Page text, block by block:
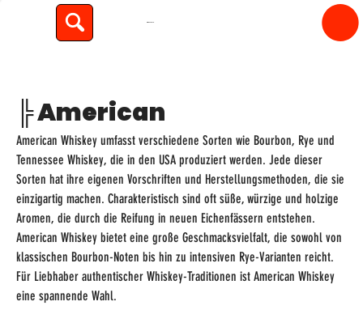
spiritfly
╠ American
American Whiskey umfasst verschiedene Sorten wie Bourbon, Rye und
Tennessee Whiskey, die in den USA produziert werden. Jede dieser
Sorten hat ihre eigenen Vorschriften und Herstellungsmethoden, die sie
einzigartig machen. Charakteristisch sind oft süße, würzige und holzige
Aromen, die durch die Reifung in neuen Eichenfässern entstehen.
American Whiskey bietet eine große Geschmacksvielfalt, die sowohl von
klassischen Bourbon-Noten bis hin zu intensiven Rye-Varianten reicht.
Für Liebhaber authentischer Whiskey-Traditionen ist American Whiskey
eine spannende Wahl.